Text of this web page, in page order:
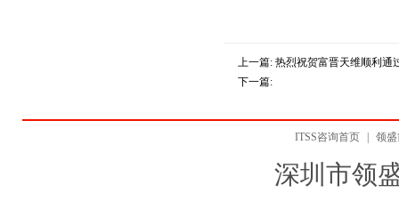
上一篇: 热烈祝贺富晋天维顺利通
下一篇:
ITSS咨询首页 领
深圳市领